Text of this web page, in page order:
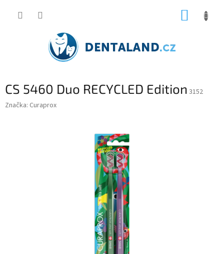
CS 5460 Duo RECYCLED Edition 3152
Značka: Curaprox